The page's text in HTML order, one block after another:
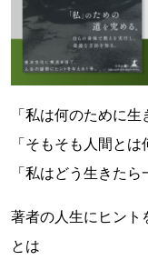
「私は何のために生
「そもそも人間とは
「私はどう生きたら
著者の人生にヒント
とは